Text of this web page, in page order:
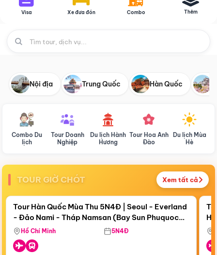
Visa Xe đưa đón Combo Thêm
Nội địa Trung Quốc Hàn Quốc
Combo Du
lịch
Tour Doanh
Nghiệp
Du lịch Hành
Hương
Tour Hoa Anh
Đào
Du lịch Mùa
Hè
TOUR GIỜ CHÓT Xem tất cả
Còn18 ngày 18:36:29
Bay Sun Phuquoc Airways
Điểm nổi bật
Tour Hàn Quốc Mùa Thu 5N4Đ | Seoul - Everland
- Đảo Nami - Tháp Namsan (Bay Sun Phuquoc
Airways)
Hồ Chí Minh 5N4Đ